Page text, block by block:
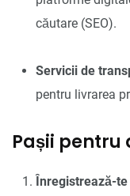
căutare (SEO).
Servicii de
pentru livrarea
Pașii pentru
Înregistrează-